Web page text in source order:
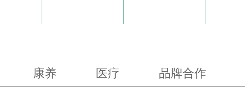
康养 医疗 品牌合作